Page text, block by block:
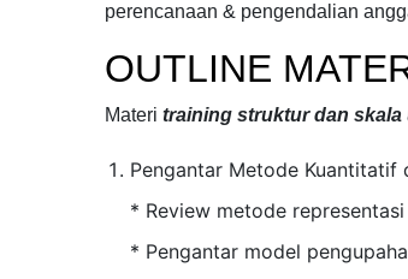
perencanaan & pengendalian
OUTLINE
Materi training struktur dan skala
Pengantar Metode Kuantitatif
* Review metode
* Pengantar model